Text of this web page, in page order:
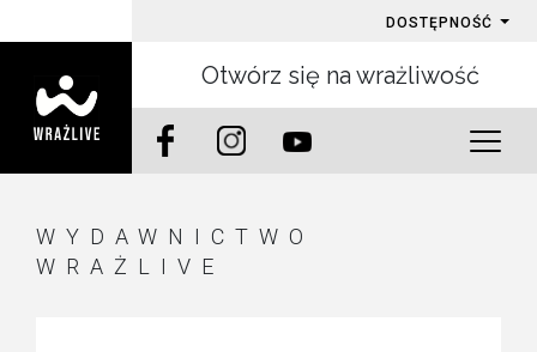
DOSTĘPNOŚĆ
Otwórz się na wrażliwość
WYDAWNICTWO
WRAŻLIVE